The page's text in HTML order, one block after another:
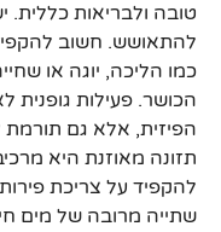
טובה ולבריאות
להתאושש. חשוב
כמו הליכה, יוגה או
הכושר. פעילות גופנית
הפיזית, אלא גם
תזונה מאוזנת היא
להקפיד על צריכת
שתייה מרובה של מים